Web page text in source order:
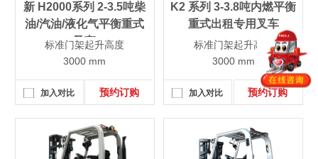
新 H2000系列 2-3.5吨柴
油/汽油/液化气平衡重式
叉车
标准门架起升高度
3000 mm
加入对比 预约订购
K2 系列 3-3.8吨内燃平衡
重式出租专用叉车
标准门架起升高度
3000 mm
加入对比 预约订购